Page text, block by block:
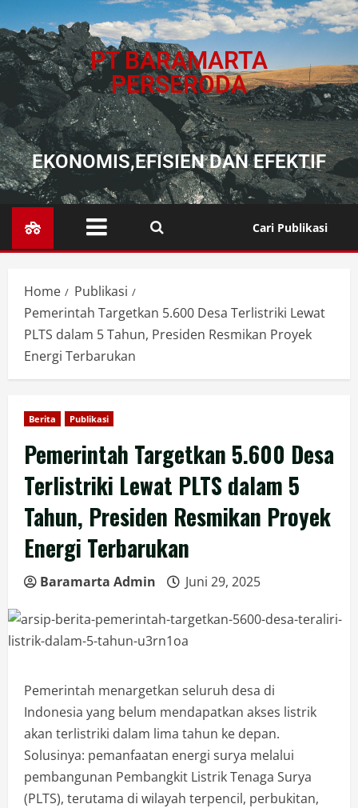
PT BARAMARTA
PERSERODA
EKONOMIS,EFISIEN DAN EFEKTIF
Cari Publikasi
Home
Publikasi
Pemerintah Targetkan 5.600 Desa Terlistriki Lewat
PLTS dalam 5 Tahun, Presiden Resmikan Proyek
Energi Terbarukan
Berita Publikasi
Pemerintah Targetkan 5.600 Desa
Terlistriki Lewat PLTS dalam 5
Tahun, Presiden Resmikan Proyek
Energi Terbarukan
Baramarta Admin Juni 29, 2025
Pemerintah menargetkan seluruh desa di
Indonesia yang belum mendapatkan akses listrik
akan terlistriki dalam lima tahun ke depan.
Solusinya: pemanfaatan energi surya melalui
pembangunan Pembangkit Listrik Tenaga Surya
(PLTS), terutama di wilayah terpencil, perbukitan,